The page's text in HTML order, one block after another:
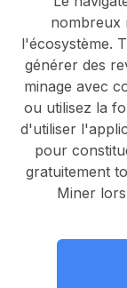
nombreux
l'écosystème.
générer des
minage avec
ou utilisez la
d'utiliser
pour
gratuitement
Miner